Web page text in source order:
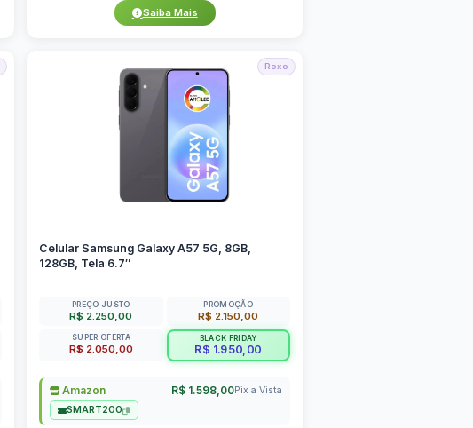
Saiba Mais
Roxo
Celular Samsung Galaxy A57 5G, 8GB,
128GB, Tela 6.7″
PREÇO JUSTO
R$ 2.250,00
PROMOÇÃO
R$ 2.150,00
SUPER OFERTA
R$ 2.050,00
BLACK FRIDAY
R$ 1.950,00
Amazon R$ 1.598,00Pix a Vista
SMART200